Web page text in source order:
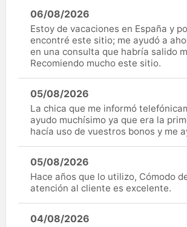
06/08/2026
Estoy de vacaciones en España y
encontré este sitio; me ayudó a
en una consulta que habría salido
Recomiendo mucho este sitio.
05/08/2026
La chica que me informó
ayudo muchísimo ya que era la
hacía uso de vuestros bonos y me
05/08/2026
Hace años que lo utilizo, Cómodo
atención al cliente es excelente.
04/08/2026